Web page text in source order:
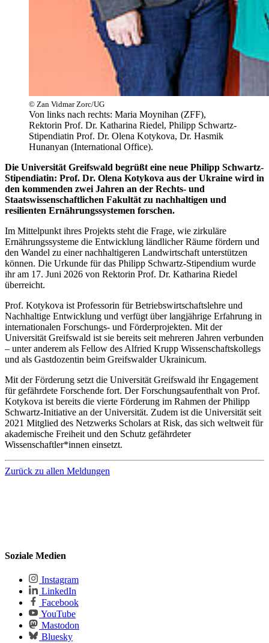
© Zan Vidmar Zorc/UG
Von links nach rechts: Maria Moynihan (ZFF),
Rektorin Prof. Dr. Katharina Riedel, Philipp Schwartz-
Stipendiatin Prof. Dr. Olena Kotykova, Dr. Hasmik
Hunanyan (International Office).
Die Universität Greifswald begrüßt eine neue Philipp Schwartz-
Stipendiatin: Prof. Dr. Olena Kotykova aus der Ukraine wird in
den kommenden zwei Jahren an der Rechts- und
Staatswissenschaftlichen Fakultät zu nachhaltigen und
resilienten Ernährungssystemen forschen.
Im Mittelpunkt ihres Projekts steht die Frage, wie zirkuläre
Ernährungssysteme die Entwicklung ländlicher Räume fördern und
den Wandel zu einer nachhaltigeren Landwirtschaft unterstützen
können. Die Urkunde für das Philipp Schwartz-Stipendium wurde
ihr am 17. Juni 2026 von Rektorin Prof. Dr. Katharina Riedel
überreicht.
Prof. Kotykova ist Professorin für Betriebswirtschaftslehre und
Nachhaltige Entwicklung und verfügt über langjährige Erfahrung in
internationalen Forschungs- und Förderprojekten. Mit der
Universität Greifswald ist sie bereits seit mehreren Jahren verbunden
– unter anderem als Fellow des Alfried Krupp Wissenschaftskollegs
und als Gastdozentin beim Greifswalder Ukrainicum.
Mit der Förderung setzt die Universität Greifswald ihr Engagement
für gefährdete Forschende fort. Der Forschungsaufenthalt von Prof.
Kotykova ist bereits die vierte Förderung im Rahmen der Philipp
Schwartz-Initiative an der Universität. Zudem ist die Universität seit
2021 Mitglied des Netzwerks Scholars at Risk, das sich weltweit für
akademische Freiheit und den Schutz gefährdeter
Wissenschaftler*innen einsetzt.
Zurück zu allen Meldungen
Soziale Medien
Instagram
LinkedIn
Facebook
YouTube
Mastodon
Bluesky